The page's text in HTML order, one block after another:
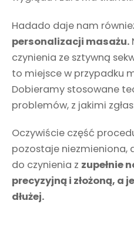
Hadado daje nam
personalizacji masażu.
czynienia ze sztywną
to miejsce w przypadku
Dobieramy stosowane
problemów, z jakimi
Oczywiście część
pozostaje niezmieniona,
do czynienia z zupełnie
precyzyjną i złożoną, a
dłużej.